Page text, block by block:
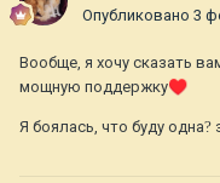
Опубликовано 3
Вообще, я хочу сказать
мощную поддержку♥️
Я боялась, что буду одна?